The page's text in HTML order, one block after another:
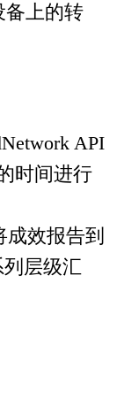
备上的转
API
时间进行
成效报告到
列层级汇